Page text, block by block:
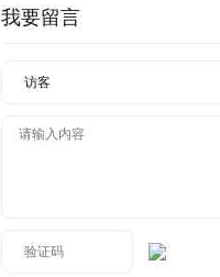
我要留言